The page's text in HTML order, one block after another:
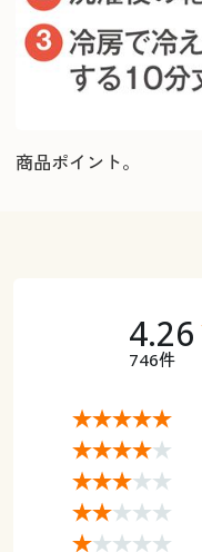
商品ポイント。
4.26
746件